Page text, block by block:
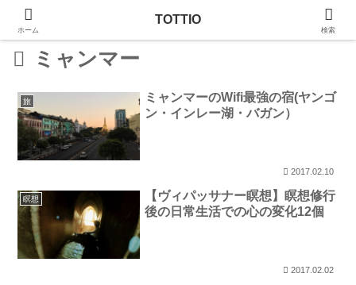
ミャンマー
旅
ミャンマーのWifi最強の宿(ヤンゴ
ン・インレー湖・バガン）
2017.02.10
瞑想
【ヴィパッサナー瞑想】瞑想修行
後の日常生活での心の変化12個
2017.02.02
ホーム
TOTTIO
検索